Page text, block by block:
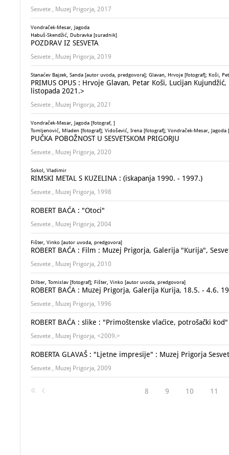
Sesvete , Muzej Prigorja, 2017
Vondraček-Mesar, Jagoda
Habuš-Skendžić, Dubravka [suradnik]
POZDRAV IZ SESVETA
Sesvete , Muzej Prigorja, 2019
Stanaćev Bajzek, Sanda [autor uvoda, predgovora]; Glavan, Hrvoje [fotograf]; Koši,
PRIMUS OPUS : Hrvoje Glavan, Petar Koši, Lucijan
listopada 2021.>
Sesvete , Muzej Prigorja, 2021
Vondraček-Mesar, Jagoda [fotograf, ]
Tomljenović, Mladen [fotograf]; Vidošević, Irena [fotograf]; Vondraček-Mesar, Jagoda
PUČKA POBOŽNOST U SESVETSKOM PRIGORJU
Sesvete , Muzej Prigorja, 2020
Sokol, Vladimir
RIMSKI METAL S KUZELINA : (iskapanja 1990. - 1997.)
Sesvete , Muzej Prigorja, 1998
ROBERT BAĆA : "Otoci"
Sesvete , Muzej Prigorja, 2004
Fišter, Vinko [autor uvoda, predgovora]
ROBERT BAĆA : Film : Muzej Prigorja, Galerija "Kurija",
Sesvete , Muzej Prigorja, 2010
Dilber, Tomislav [fotograf]; Fišter, Vinko [autor uvoda, predgovora]
ROBERT BAĆA : Muzej Prigorja, Galerija Kurija, 18.5. - 4.6.
Sesvete , Muzej Prigorja, 1996
ROBERT BAĆA : slike : "Primoštenske vlaćice, potrošački kod"
Sesvete , Muzej Prigorja, <2009.>
ROBERTA GLAVAŠ : "Ljetne impresije" : Muzej Prigorja
Sesvete , Muzej Prigorja, 2009
8 9 10 11